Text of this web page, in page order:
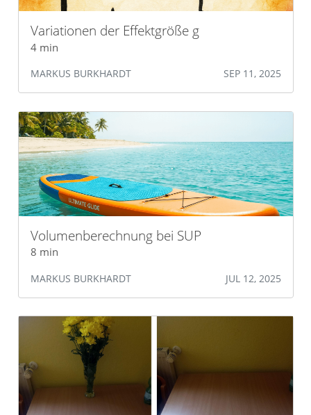
Variationen der Effektgröße g
4 min
MARKUS BURKHARDT SEP 11, 2025
Volumenberechnung bei SUP
8 min
MARKUS BURKHARDT JUL 12, 2025